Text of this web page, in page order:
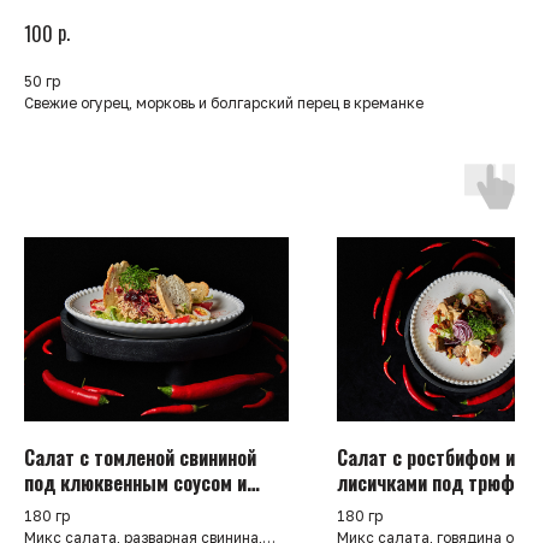
100 р.
50 гр
Свежие огурец, морковь и болгарский перец в креманке
Салат с томленой свининой
под клюквенным соусом и
айоли
180 гр
Микс салата, разварная свинина,
Салат с ростбифом и
лисичками под
соусом
180 гр
Микс салата, говядина